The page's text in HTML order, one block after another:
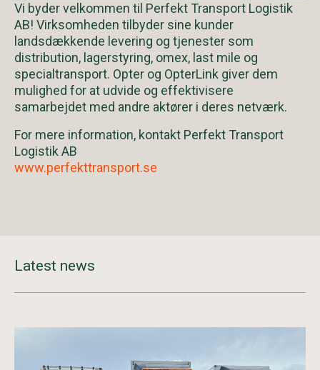
Vi byder velkommen til Perfekt Transport Logistik
AB! Virksomheden tilbyder sine kunder
landsdækkende levering og tjenester som
distribution, lagerstyring, omex, last mile og
specialtransport. Opter og OpterLink giver dem
mulighed for at udvide og effektivisere
samarbejdet med andre aktører i deres netværk.
For mere information, kontakt Perfekt Transport
Logistik AB
www.perfekttransport.se
Latest news